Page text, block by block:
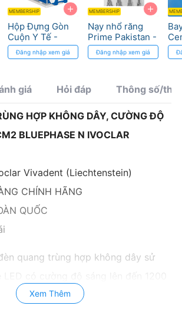
+
MEMBERSHIP
Hộp Đựng Gòn
Cuộn Y Tế -
Thiết Kế An
Toàn, Dễ Sử
Đăng nhập xem giá
+
MEMBERSHIP
Nạy nhổ răng
Prime Pakistan -
Thiết kế chuyên
dụng
Đăng nhập xem giá
giá Hỏi đáp Thông số/
HỢP KHÔNG DÂY, CƯỜNG ĐỘ
BLUEPHASE N IVOCLAR
Vivadent (Liechtenstein)
CHÍNH HÃNG
QUỐC
quang trùng hợp không dây sử
vi bước sóng rộng.
Xem Thêm